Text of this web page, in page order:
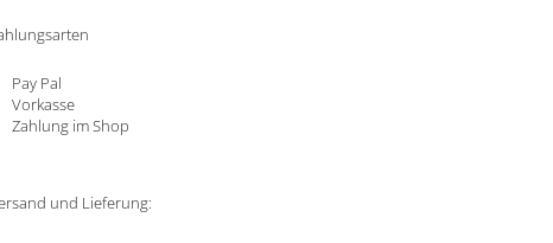
Pay Pal
Vorkasse
Zahlung im Shop
und Lieferung: